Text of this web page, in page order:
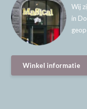
Wij
in
Winkel informatie